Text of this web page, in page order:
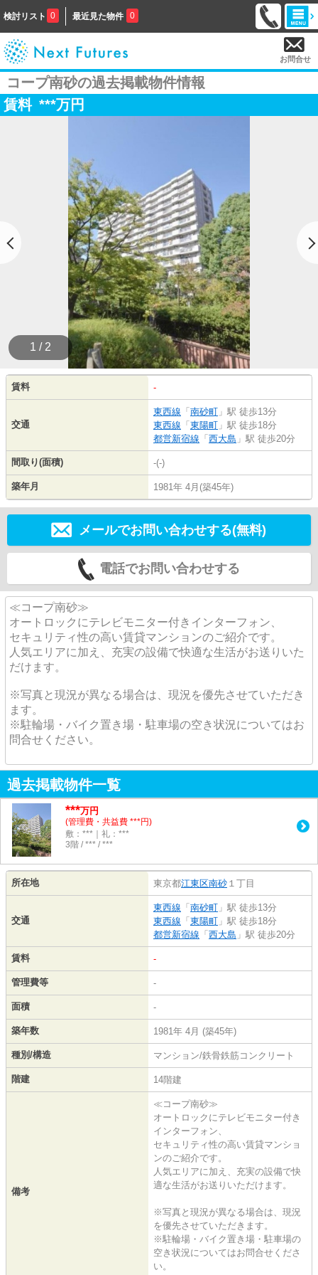
検討リスト 0 最近見た物件 0
お問合せ
コープ南砂の過去掲載物件情報
賃料 ***万円
1 / 2
賃料 -
交通
東西線 「 南砂町 」駅 徒歩13分
東西線 「 東陽町 」駅 徒歩18分
都営新宿線 「 西大島 」駅 徒歩20分
間取り(面積) -(-)
築年月 1981年 4月(築45年)
メールでお問い合わせする(無料)
電話でお問い合わせする
≪コープ南砂≫
オートロックにテレビモニター付きインターフォン、
セキュリティ性の高い賃貸マンションのご紹介です。
人気エリアに加え、充実の設備で快適な生活がお送りいた
だけます。
※写真と現況が異なる場合は、現況を優先させていただき
ます。
※駐輪場・バイク置き場・駐車場の空き状況についてはお
問合せください。
過去掲載物件一覧
***万円
(管理費・共益費 ***円)
敷：***｜礼：***
3階 / *** / ***
所在地 東京都江東区南砂 １丁目
交通
東西線 「 南砂町 」駅 徒歩13分
東西線 「 東陽町 」駅 徒歩18分
都営新宿線 「 西大島 」駅 徒歩20分
賃料 -
管理費等 -
面積 -
築年数 1981年 4月 (築45年)
種別/構造 マンション/鉄骨鉄筋コンクリート
階建 14階建
備考
≪コープ南砂≫
オートロックにテレビモニター付き
インターフォン、
セキュリティ性の高い賃貸マンショ
ンのご紹介です。
人気エリアに加え、充実の設備で快
適な生活がお送りいただけます。
※写真と現況が異なる場合は、現況
を優先させていただきます。
※駐輪場・バイク置き場・駐車場の
空き状況についてはお問合せくださ
い。